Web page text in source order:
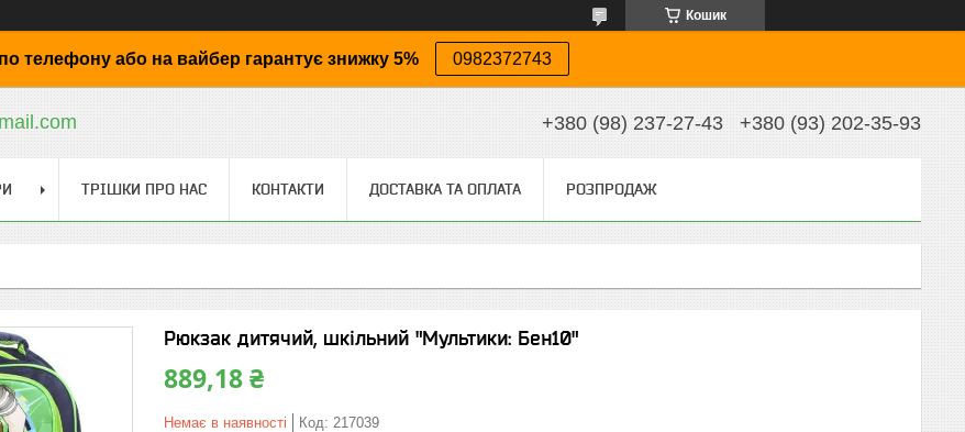
Кошик
телефону або на вайбер гарантує знижку 5% 0982372743
+380 (98) 237-27-43 +380 (93) 202-35-93
ТРІШКИ ПРО НАС КОНТАКТИ ДОСТАВКА ТА ОПЛАТА РОЗПРОДАЖ
Рюкзак дитячий, шкільний "Мультики: Бен10"
889,18 ₴
Немає в наявності Код: 217039